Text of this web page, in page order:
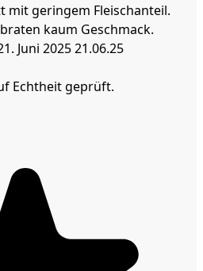
mit geringem Fleischanteil.
kaum Geschmack.
Juni 202521.06.25
Echtheit geprüft.